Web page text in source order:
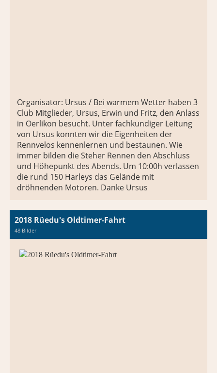
Organisator: Ursus / Bei warmem Wetter haben 3
Club Mitglieder, Ursus, Erwin und Fritz, den Anlass
in Oerlikon besucht. Unter fachkundiger Leitung
von Ursus konnten wir die Eigenheiten der
Rennvelos kennenlernen und bestaunen. Wie
immer bilden die Steher Rennen den Abschluss
und Höhepunkt des Abends. Um 10:00h verlassen
die rund 150 Harleys das Gelände mit
dröhnenden Motoren. Danke Ursus
2018 Rüedu's Oldtimer-Fahrt
48 Bilder